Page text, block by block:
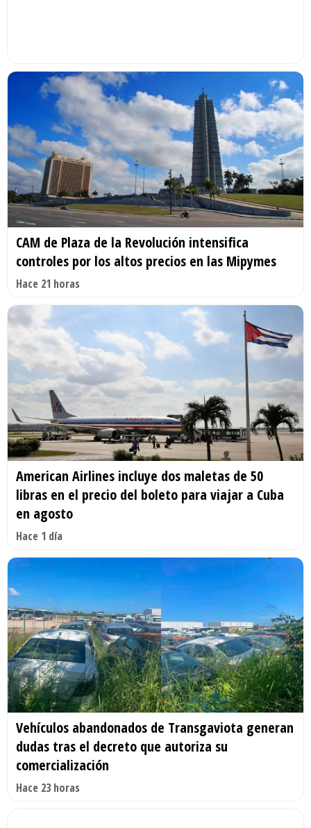
CAM de Plaza de la Revolución intensifica
controles por los altos precios en las Mipymes
Hace 21 horas
American Airlines incluye dos maletas de 50
libras en el precio del boleto para viajar a Cuba
en agosto
Hace 1 día
Vehículos abandonados de Transgaviota generan
dudas tras el decreto que autoriza su
comercialización
Hace 23 horas